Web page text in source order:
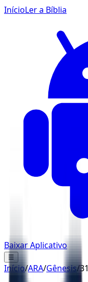
InícioLer a Bíblia
Baixar Aplicativo
☰
Início/ARA/Gênesis/31